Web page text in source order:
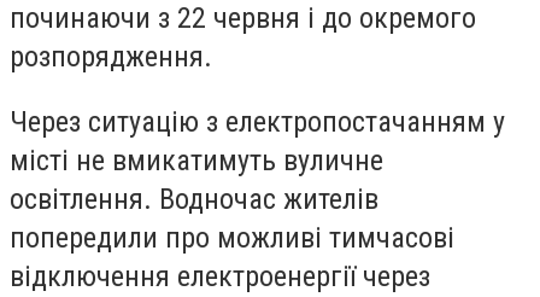
починаючи з 22 червня і до окремого
розпорядження.
Через ситуацію з електропостачанням у
місті не вмикатимуть вуличне
освітлення. Водночас жителів
попередили про можливі тимчасові
відключення електроенергії через